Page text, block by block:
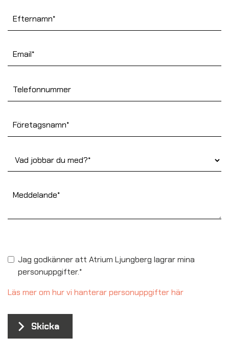
Jag godkänner att Atrium Ljungberg lagrar mina
personuppgifter.*
Läs mer om hur vi hanterar personuppgifter här